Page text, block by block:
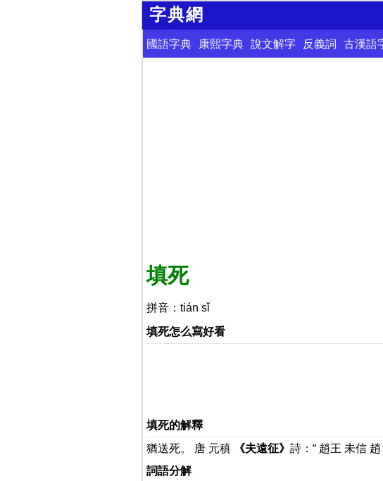
字典網
國語字典 康熙字典 說文解字 反義詞 古漢語
填死
拼音：tián sǐ
填死怎么寫好看
填死的解釋
猶送死。 唐 元稹
《夫遠征》 詩：“ 趙王 未信
詞語分解